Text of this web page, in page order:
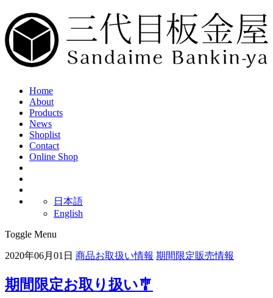
Home
About
Products
News
Shoplist
Contact
Online Shop
日本語
English
Toggle Menu
2020年06月01日 商品お取扱い情報 期間限定販売情報
期間限定お取り扱い🎐